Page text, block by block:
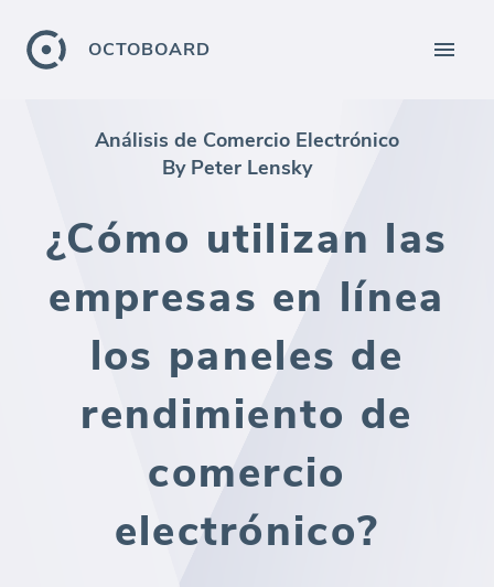
OCTOBOARD
Análisis de Comercio Electrónico
By Peter Lensky
¿Cómo utilizan las
empresas en línea
los paneles de
rendimiento de
comercio
electrónico?